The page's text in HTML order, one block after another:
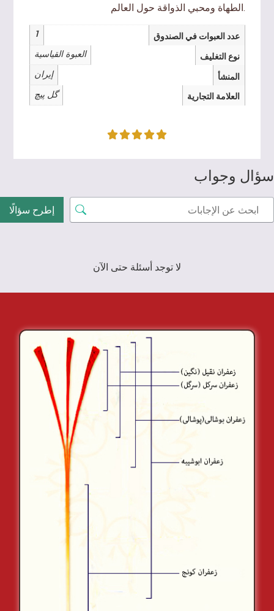
الطهاة ومحبي الذواقة حول العالم.
عدد العبوات في الصندوق
1
نوع التغليف
العبوة القياسية
المنشأ
إيران
العلامة التجارية
گل پیچ
سؤال وجواب
إطرح سؤالًا
لا توجد أسئلة حتى الآن